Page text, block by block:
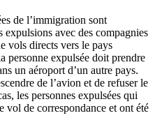
de l’immigration sont
expulsions avec des compagnies
vols directs vers le pays
personne expulsée doit prendre
un aéroport d’un autre pays.
de l’avion et de refuser le
les personnes expulsées qui
vol de correspondance et ont été